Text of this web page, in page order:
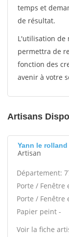
temps et
de résultat.
L'utilisation de
permettra de
fonction des
avenir à votre
Artisans
Yann le rolland
Artisan
Département:
Porte / Fenêtre
Porte / Fenêtre
Papier peint -
Voir la fiche